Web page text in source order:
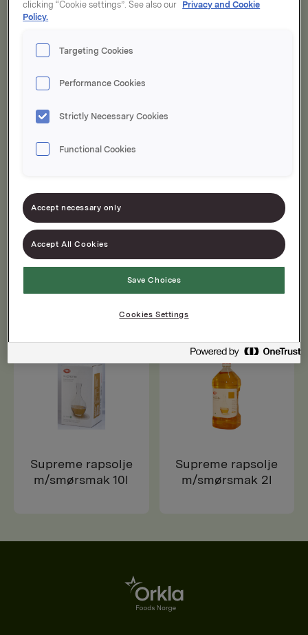
Velg i Olje & fett
Viser 2
Sorter på:
Supreme rapsolje
m/smørsmak 10l
Supreme rapsolje
m/smørsmak 2l
clicking “Cookie settings”. See also our Privacy and Cookie
Policy.
Targeting Cookies
Performance Cookies
Strictly Necessary Cookies
Functional Cookies
Accept necessary only
Accept All Cookies
Save Choices
Cookies Settings